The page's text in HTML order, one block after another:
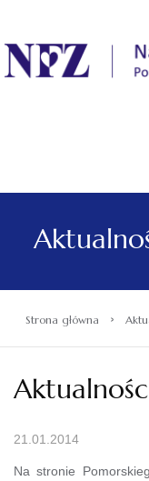
.
Strona główna ›
21.01.2014
Na stronie